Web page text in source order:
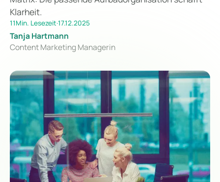
Klarheit.
11Min. Lesezeit·17.12.2025
Tanja Hartmann
Content Marketing Managerin